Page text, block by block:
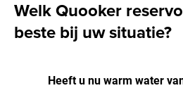
Welk Quooker
beste bij uw situatie?
Heeft u nu warm water